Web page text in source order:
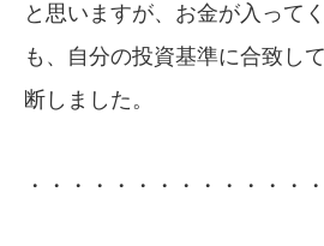
と思いますが、お金が入って
も、自分の投資基準に合致し
断しました。
・・・・・・・・・・・・・